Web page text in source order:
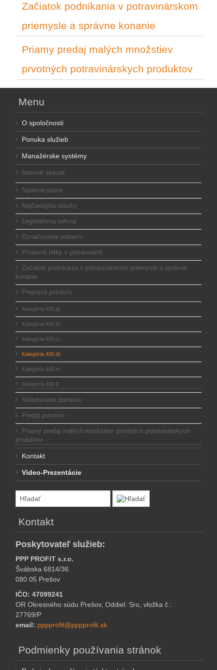
Začiatok podnikania v potravinárskom
priemysle a správne konanie
Priamy predaj malých množstiev
prvotných potravinárskych produktov
Menu
O spoločnosti
Ponuka služieb
Manažérske systémy
Interné sekcie
Správne právo
Najčastejšie otázky
Legislatívna sekcia
Označovanie potravín
Prídavné látky v potravinách
Začiatok podnikania v potravinárskom priemysle a správne
konanie
Preprava potravín
Kategória 400.a)
Kategória 400.b)
Kategória 400.c)
Kategória 400.d)
Kategória 400.e)
Kategória 400.f)
Skladovanie potravín
Predaj potravín
Priamy predaj malých množstiev prvotných potravinárskych
produktov
Kontakt
Video-Prezentácie
Kontakt
Poskytovateľ služieb:
PPP PROFIT s.r.o.
Švábska 6814/36
080 05 Prešov
IČO: 47099241
OR Okresného súdu Prešov, Oddiel: Sro, vložka č.:
27769/P
email: pppprofit@pppprofit.sk
Podmienky používania stránok